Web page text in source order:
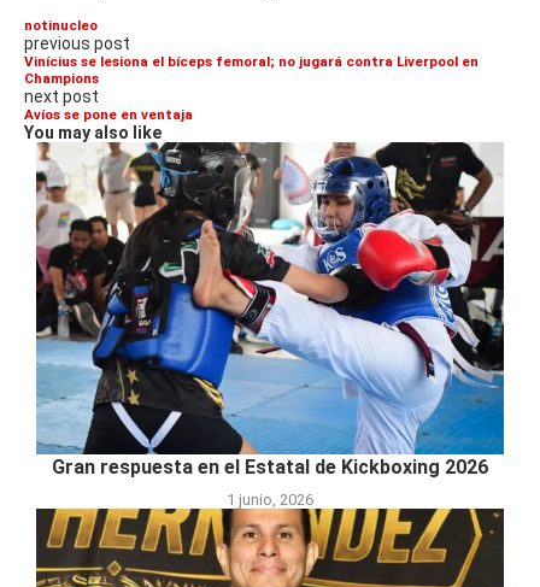
notinucleo
previous post
Vinícius se lesiona el bíceps femoral; no jugará contra Liverpool en
Champions
next post
Avíos se pone en ventaja
You may also like
Gran respuesta en el Estatal de Kickboxing 2026
1 junio, 2026